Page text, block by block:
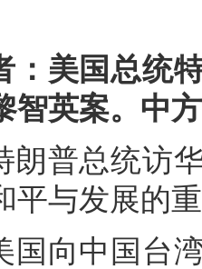
：美国总统
智英案。中
朗普总统访
平与发展的
国向中国台